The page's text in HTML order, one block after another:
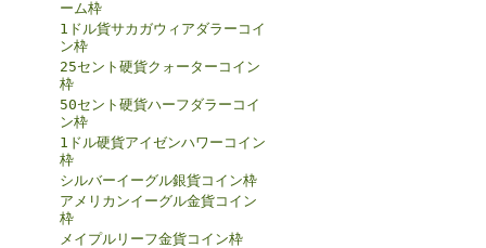
ーム枠
1ドル貨サカガウィアダラーコイ
ン枠
25セント硬貨クォーターコイン
枠
50セント硬貨ハーフダラーコイ
ン枠
1ドル硬貨アイゼンハワーコイン
枠
シルバーイーグル銀貨コイン枠
アメリカンイーグル金貨コイン
枠
メイプルリーフ金貨コイン枠